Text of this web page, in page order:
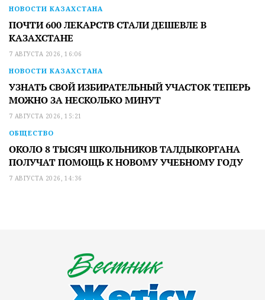
НОВОСТИ КАЗАХСТАНА
ПОЧТИ 600 ЛЕКАРСТВ СТАЛИ ДЕШЕВЛЕ В
КАЗАХСТАНЕ
7 АВГУСТА 2026, 16:06
НОВОСТИ КАЗАХСТАНА
УЗНАТЬ СВОЙ ИЗБИРАТЕЛЬНЫЙ УЧАСТОК ТЕПЕРЬ
МОЖНО ЗА НЕСКОЛЬКО МИНУТ
7 АВГУСТА 2026, 15:21
ОБЩЕСТВО
ОКОЛО 8 ТЫСЯЧ ШКОЛЬНИКОВ ТАЛДЫКОРГАНА
ПОЛУЧАТ ПОМОЩЬ К НОВОМУ УЧЕБНОМУ ГОДУ
7 АВГУСТА 2026, 14:36